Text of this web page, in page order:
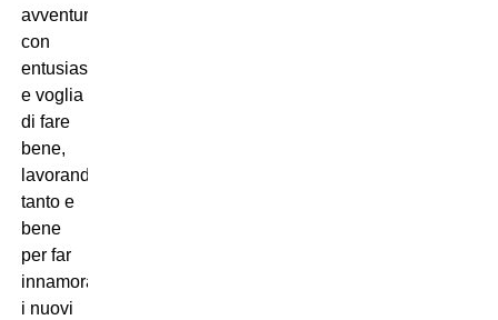
avventura
con
entusiasmo
e voglia
di fare
bene,
lavorando
tanto e
bene
per far
innamorare
i nuovi